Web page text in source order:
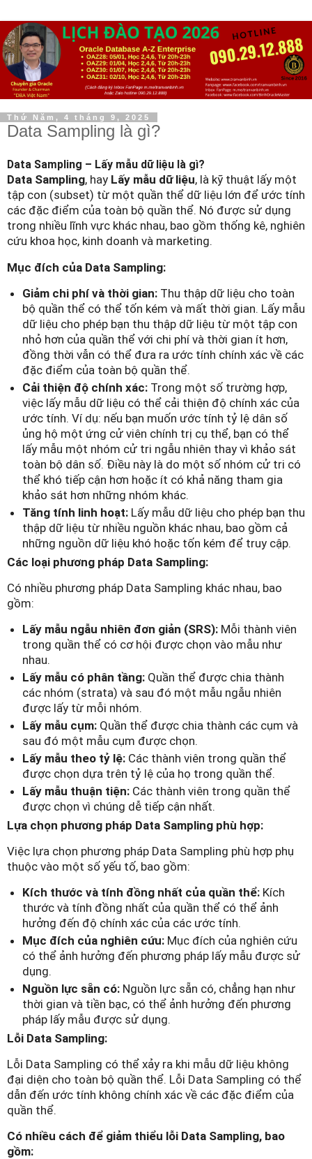
Thứ Năm, 4 tháng 9, 2025
Data Sampling là gì?
Data Sampling – Lấy mẫu dữ liệu là gì?
Data Sampling, hay Lấy mẫu dữ liệu, là kỹ thuật lấy một
tập con (subset) từ một quần thể dữ liệu lớn để ước tính
các đặc điểm của toàn bộ quần thể. Nó được sử dụng
trong nhiều lĩnh vực khác nhau, bao gồm thống kê, nghiên
cứu khoa học, kinh doanh và marketing.
Mục đích của Data Sampling:
Giảm chi phí và thời gian: Thu thập dữ liệu cho toàn
bộ quần thể có thể tốn kém và mất thời gian. Lấy mẫu
dữ liệu cho phép bạn thu thập dữ liệu từ một tập con
nhỏ hơn của quần thể với chi phí và thời gian ít hơn,
đồng thời vẫn có thể đưa ra ước tính chính xác về các
đặc điểm của toàn bộ quần thể.
Cải thiện độ chính xác: Trong một số trường hợp,
việc lấy mẫu dữ liệu có thể cải thiện độ chính xác của
ước tính. Ví dụ: nếu bạn muốn ước tính tỷ lệ dân số
ủng hộ một ứng cử viên chính trị cụ thể, bạn có thể
lấy mẫu một nhóm cử tri ngẫu nhiên thay vì khảo sát
toàn bộ dân số. Điều này là do một số nhóm cử tri có
thể khó tiếp cận hơn hoặc ít có khả năng tham gia
khảo sát hơn những nhóm khác.
Tăng tính linh hoạt: Lấy mẫu dữ liệu cho phép bạn thu
thập dữ liệu từ nhiều nguồn khác nhau, bao gồm cả
những nguồn dữ liệu khó hoặc tốn kém để truy cập.
Các loại phương pháp Data Sampling:
Có nhiều phương pháp Data Sampling khác nhau, bao
gồm:
Lấy mẫu ngẫu nhiên đơn giản (SRS): Mỗi thành viên
trong quần thể có cơ hội được chọn vào mẫu như
nhau.
Lấy mẫu có phân tầng: Quần thể được chia thành
các nhóm (strata) và sau đó một mẫu ngẫu nhiên
được lấy từ mỗi nhóm.
Lấy mẫu cụm: Quần thể được chia thành các cụm và
sau đó một mẫu cụm được chọn.
Lấy mẫu theo tỷ lệ: Các thành viên trong quần thể
được chọn dựa trên tỷ lệ của họ trong quần thể.
Lấy mẫu thuận tiện: Các thành viên trong quần thể
được chọn vì chúng dễ tiếp cận nhất.
Lựa chọn phương pháp Data Sampling phù hợp:
Việc lựa chọn phương pháp Data Sampling phù hợp phụ
thuộc vào một số yếu tố, bao gồm:
Kích thước và tính đồng nhất của quần thể: Kích
thước và tính đồng nhất của quần thể có thể ảnh
hưởng đến độ chính xác của các ước tính.
Mục đích của nghiên cứu: Mục đích của nghiên cứu
có thể ảnh hưởng đến phương pháp lấy mẫu được sử
dụng.
Nguồn lực sẵn có: Nguồn lực sẵn có, chẳng hạn như
thời gian và tiền bạc, có thể ảnh hưởng đến phương
pháp lấy mẫu được sử dụng.
Lỗi Data Sampling:
Lỗi Data Sampling có thể xảy ra khi mẫu dữ liệu không
đại diện cho toàn bộ quần thể. Lỗi Data Sampling có thể
dẫn đến ước tính không chính xác về các đặc điểm của
quần thể.
Có nhiều cách để giảm thiểu lỗi Data Sampling, bao
gồm: